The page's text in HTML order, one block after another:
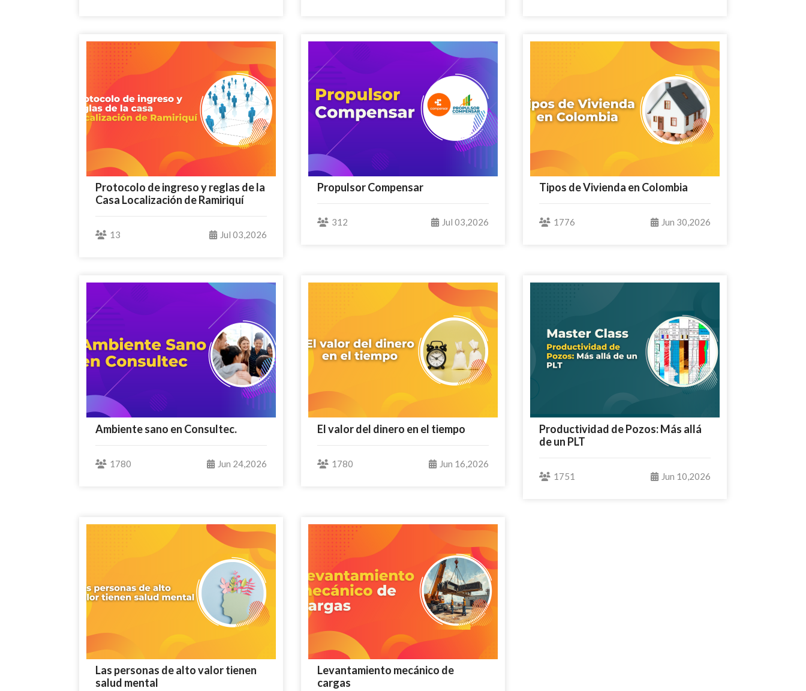
Protocolo de ingreso y reglas de la
Casa Localización de Ramiriquí
13 Jul 03,2026
Propulsor Compensar
312 Jul 03,2026
Tipos de Vivienda en Colombia
1776 Jun 30,2026
Ambiente sano en Consultec.
1780 Jun 24,2026
El valor del dinero en el tiempo
1780 Jun 16,2026
Productividad de Pozos: Más allá
de un PLT
1751 Jun 10,2026
Las personas de alto valor tienen
salud mental
Levantamiento mecánico de
cargas